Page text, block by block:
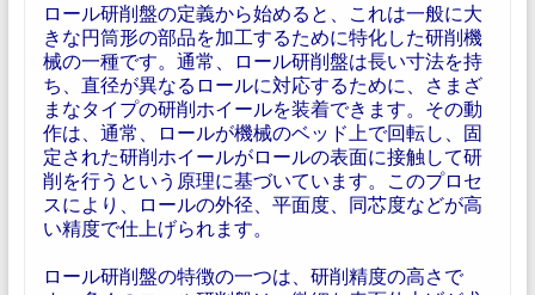
ロール研削盤の定義から始めると、これは一般に大
きな円筒形の部品を加工するために特化した研削機
械の一種です。通常、ロール研削盤は長い寸法を持
ち、直径が異なるロールに対応するために、さまざ
まなタイプの研削ホイールを装着できます。その動
作は、通常、ロールが機械のベッド上で回転し、固
定された研削ホイールがロールの表面に接触して研
削を行うという原理に基づいています。このプロセ
スにより、ロールの外径、平面度、同芯度などが高
い精度で仕上げられます。
ロール研削盤の特徴の一つは、研削精度の高さで